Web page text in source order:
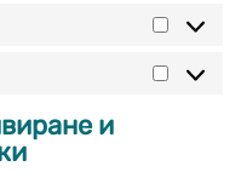
и